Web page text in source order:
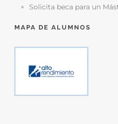
Solicita beca para un
MAPA DE ALUMNOS